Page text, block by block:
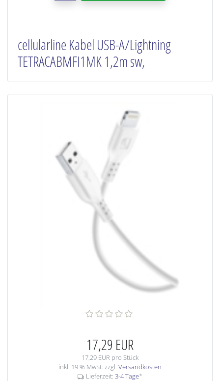
cellularline Kabel USB-A/Lightning
TETRACABMFI1MK 1,2m sw,
17,29 EUR
17,29 EUR pro Stück
inkl. 19 % MwSt. zzgl. Versandkosten
Lieferzeit: 3-4 Tage*